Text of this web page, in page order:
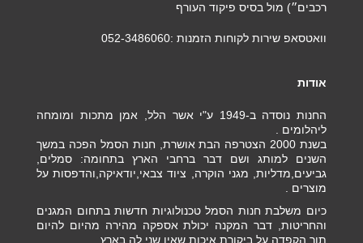
רכבים״) מול בסיס פיקוד העורף
וואטסאפ שירות לקוחות הזמנות :052-3486060
אודות
החנות נוסדה ב-1949 ע"י אשר הלל, אמן מתכות ומומחה
ליהלומים .
בשנת 2000 הצטרפה הבת אושרת, חנות הסמל הפכה במשך
השנים למותג ושם דבר ברחבי הארץ בתחומה: סמלים,
גביעים,מדליות, מגני הוקרה, ציוד צבאי,יודאיקה,והדפסות על
מוצרים .
כיום משלבת חנות הסמל טכנולוגיות חדשות בתחום המגנים
והחריטות, דבר המקנה יכולת אספקה מהירה מהיום להיום
תוך הקפדה על ביקורת איכות שאין שני לה בארץ.